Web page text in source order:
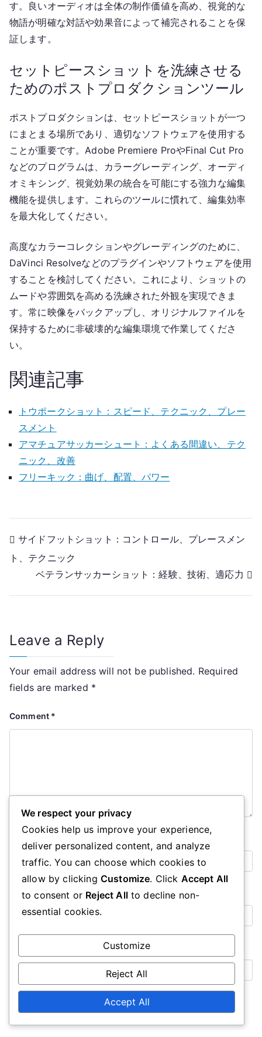
す。良いオーディオは全体の制作価値を高め、視覚的な
物語が明確な対話や効果音によって補完されることを保
証します。
セットピースショットを洗練させる
ためのポストプロダクションツール
ポストプロダクションは、セットピースショットが一つ
にまとまる場所であり、適切なソフトウェアを使用する
ことが重要です。Adobe Premiere ProやFinal Cut Pro
などのプログラムは、カラーグレーディング、オーディ
オミキシング、視覚効果の統合を可能にする強力な編集
機能を提供します。これらのツールに慣れて、編集効率
を最大化してください。
高度なカラーコレクションやグレーディングのために、
DaVinci Resolveなどのプラグインやソフトウェアを使用
することを検討してください。これにより、ショットの
ムードや雰囲気を高める洗練された外観を実現できま
す。常に映像をバックアップし、オリジナルファイルを
保持するために非破壊的な編集環境で作業してくださ
い。
関連記事
トウポークショット：スピード、テクニック、プレー
スメント
アマチュアサッカーシュート：よくある間違い、テク
ニック、改善
フリーキック：曲げ、配置、パワー
Post
navigation
サイドフットショット：コントロール、プレースメン
ト、テクニック
ベテランサッカーショット：経験、技術、適応力
Leave a Reply
Your email address will not be published. Required
fields are marked *
Comment *
Email *
Save my name, email, and website in this browser for the
next time I comment.
We respect your privacy
Cookies help us improve your experience,
deliver personalized content, and analyze
traffic. You can choose which cookies to
allow by clicking Customize. Click Accept All
to consent or Reject Allto decline non-
essential cookies.
Customize
Reject All
Accept All